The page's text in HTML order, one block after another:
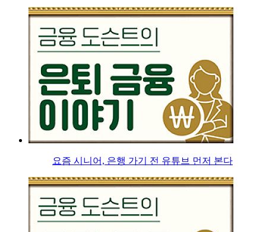
요즘 시니어, 은행 가기 전 유튜브 먼저 본다